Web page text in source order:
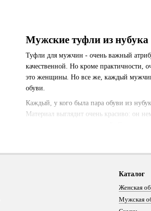
Мужские туфли из нубука
Туфли для мужчин - очень важный
качественной. Но кроме практичности,
это женщины. Но все же, каждый мужчина
обуви.
Каждый, у кого была пара обуви из
Материал выглядит очень красиво: он
грязь, слякоть, воду, не слишком
животных. Соединяются и наслаиваются
легко чистить, ухаживать за ними,
Каталог
Женская
Мужская